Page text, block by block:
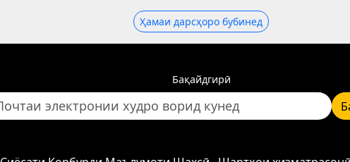
Ҳамаи дарсҳоро бубинед
Бақайдгирӣ